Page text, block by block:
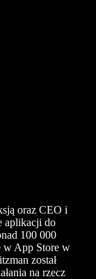
oraz CEO i
aplikacji do
100 000
w App Store w
został
na rzecz